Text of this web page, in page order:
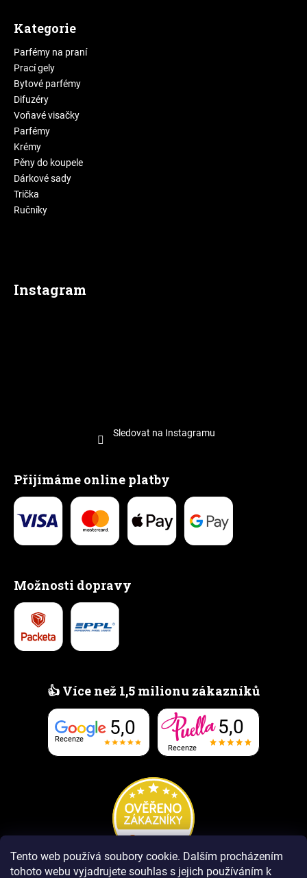
Tento web používá soubory cookie. Dalším procházením
tohoto webu vyjadrujete souhlas s jejich používáním k
Kategorie
Parfémy na praní
Prací gely
Bytové parfémy
Difuzéry
Voňavé visačky
Parfémy
Krémy
Pěny do koupele
Dárkové sady
Trička
Ručníky
Instagram
Sledovat na Instagramu
Přijímáme online platby
Možnosti dopravy
👍 Více než 1,5 milionu zákazníků
Recenze
5,0
Recenze
5,0